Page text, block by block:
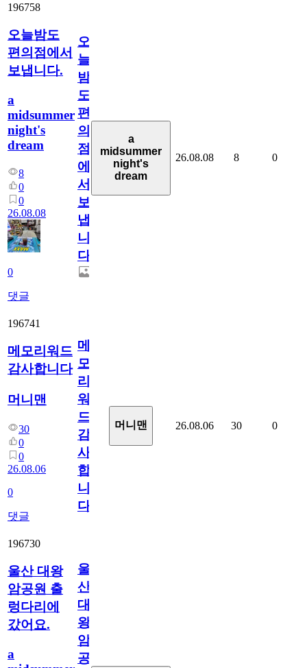
196758
오늘밤도
편의점에서
보냅니다.
a
midsummer
night's
dream
8
0
0
26.08.08
0
댓글
오
늘
밤
도
편
의
점
에
서
보
냅
니
다.
a
midsummer
night's
dream
26.08.08 8 0
196741
메모리워드
감사합니다
머니맨
30
0
0
26.08.06
0
댓글
메
모
리
워
드
감
사
합
니
다
머니맨 26.08.06 30 0
196730
울산 대왕
암공원 출
렁다리에
갔어요.
a
울
산
대
왕
암
공